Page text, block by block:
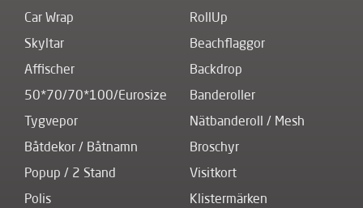
Car Wrap
RollUp
Skyltar
Beachflaggor
Affischer
Backdrop
50*70/70*100/Eurosize
Banderoller
Tygvepor
Nätbanderoll / Mesh
Båtdekor / Båtnamn
Broschyr
Popup / 2 Stand
Visitkort
Polis
Klistermärken